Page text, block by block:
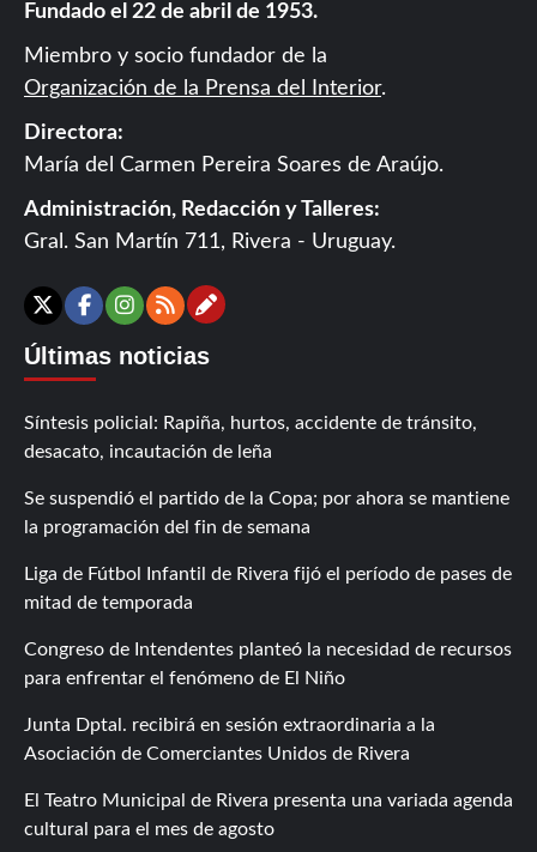
Fundado el 22 de abril de 1953.
Miembro y socio fundador de la
Organización de la Prensa del Interior.
Directora:
María del Carmen Pereira Soares de Araújo.
Administración, Redacción y Talleres:
Gral. San Martín 711, Rivera - Uruguay.
X Facebook
Instagram
RSSContáctanos
Últimas noticias
Síntesis policial: Rapiña, hurtos, accidente de tránsito,
desacato, incautación de leña
Se suspendió el partido de la Copa; por ahora se mantiene
la programación del fin de semana
Liga de Fútbol Infantil de Rivera fijó el período de pases de
mitad de temporada
Congreso de Intendentes planteó la necesidad de recursos
para enfrentar el fenómeno de El Niño
Junta Dptal. recibirá en sesión extraordinaria a la
Asociación de Comerciantes Unidos de Rivera
El Teatro Municipal de Rivera presenta una variada agenda
cultural para el mes de agosto